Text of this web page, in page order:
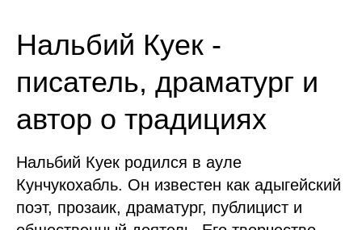
Нальбий Куек -
писатель, драматург и
автор о традициях
Нальбий Куек родился в ауле
Кунчукохабль. Он известен как адыгейский
поэт, прозаик, драматург, публицист и